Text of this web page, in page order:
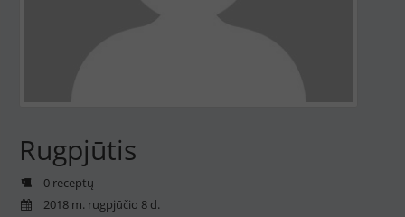
Rugpjūtis
0 receptų
2018 m. rugpjūčio 8 d.